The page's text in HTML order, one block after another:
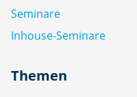
Seminare
Inhouse-Seminare
Themen